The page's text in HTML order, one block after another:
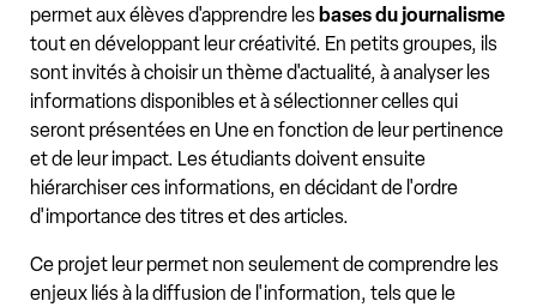
permet aux élèves d'apprendre les bases du journalisme
tout en développant leur créativité. En petits groupes, ils
sont invités à choisir un thème d'actualité, à analyser les
informations disponibles et à sélectionner celles qui
seront présentées en Une en fonction de leur pertinence
et de leur impact. Les étudiants doivent ensuite
hiérarchiser ces informations, en décidant de l'ordre
d'importance des titres et des articles.
Ce projet leur permet non seulement de comprendre les
enjeux liés à la diffusion de l'information, tels que le